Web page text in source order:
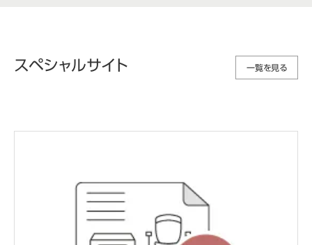
スペシャルサイト 一覧を見る